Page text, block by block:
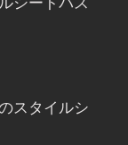
スタイルシ